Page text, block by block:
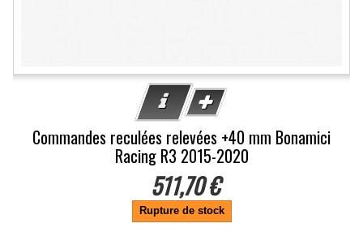
Commandes reculées relevées +40 mm Bonamici
Racing R3 2015-2020
511,70 €
Rupture de stock